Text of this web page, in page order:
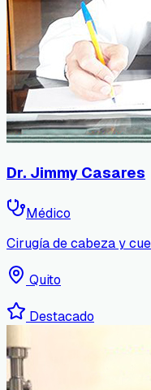
Dr. Jimmy Casares
Médico
Cirugía de cabeza y
Quito
Destacado